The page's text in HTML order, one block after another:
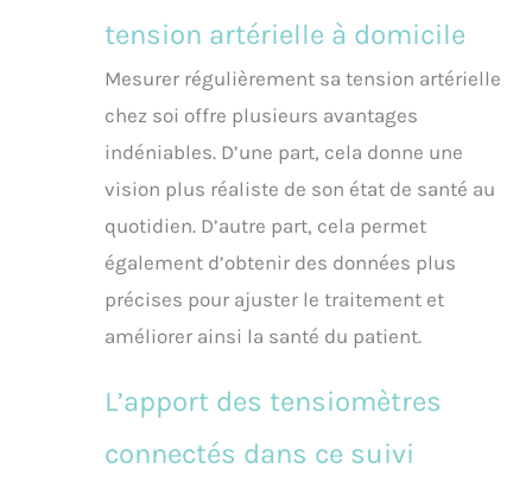
tension artérielle à domicile
Mesurer régulièrement sa tension artérielle
chez soi offre plusieurs avantages
indéniables. D’une part, cela donne une
vision plus réaliste de son état de santé au
quotidien. D’autre part, cela permet
également d’obtenir des données plus
précises pour ajuster le traitement et
améliorer ainsi la santé du patient.
L’apport des tensiomètres
connectés dans ce suivi